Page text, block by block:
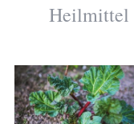
Heilmittel